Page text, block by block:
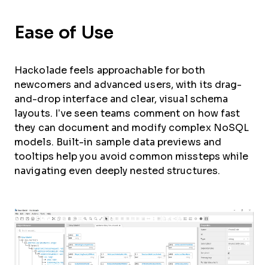
Ease of Use
Hackolade feels approachable for both
newcomers and advanced users, with its drag-
and-drop interface and clear, visual schema
layouts. I’ve seen teams comment on how fast
they can document and modify complex NoSQL
models. Built-in sample data previews and
tooltips help you avoid common missteps while
navigating even deeply nested structures.